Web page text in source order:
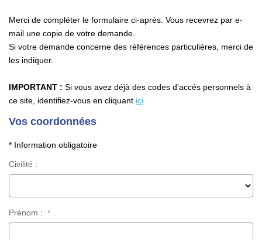
EXTRANET
Accès Locataire
Merci de compléter le formulaire ci-après. Vous recevrez par e-
mail une copie de votre demande.
Si votre demande concerne des références particulières, merci de
les indiquer.
IMPORTANT : Si vous avez déjà des codes d'accés personnels à
ce site, identifiez-vous en cliquant ici
Vos coordonnées
* Information obligatoire
Civilité :
Prénom : *